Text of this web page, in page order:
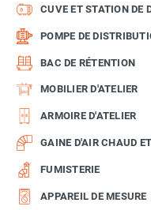
CUVE ET STATION DE
POMPE DE
BAC DE RÉTENTION
MOBILIER D'ATELIER
ARMOIRE D'ATELIER
GAINE D'AIR CHAUD
FUMISTERIE
APPAREIL DE MESURE